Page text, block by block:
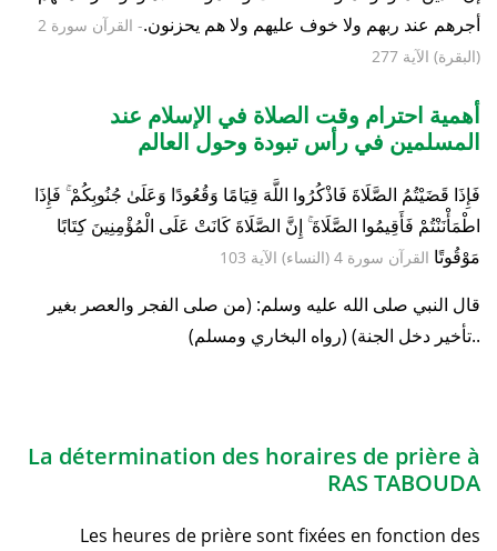
أجرهم عند ربهم ولا خوف عليهم ولا هم يحزنون.
- القرآن سورة 2
(البقرة) الآية 277
أهمية احترام وقت الصلاة في الإسلام عند
المسلمين في رأس تبودة وحول العالم
فَإِذَا قَضَيْتُمُ الصَّلَاةَ فَاذْكُرُوا اللَّهَ قِيَامًا وَقُعُودًا وَعَلَىٰ جُنُوبِكُمْ ۚ فَإِذَا
اطْمَأْنَنْتُمْ فَأَقِيمُوا الصَّلَاةَ ۚ إِنَّ الصَّلَاةَ كَانَتْ عَلَى الْمُؤْمِنِينَ كِتَابًا
مَوْقُوتًا القرآن سورة 4 (النساء) الآية 103
قال النبي صلى الله عليه وسلم: (من صلى الفجر والعصر بغير
تأخير دخل الجنة) (رواه البخاري ومسلم)..
La détermination des horaires de prière à
RAS TABOUDA
Les heures de prière sont fixées en fonction des